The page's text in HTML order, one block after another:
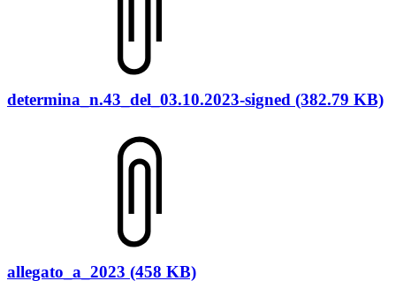
determina_n.43_del_03.10.2023-signed (382.79 KB)
allegato_a_2023 (458 KB)